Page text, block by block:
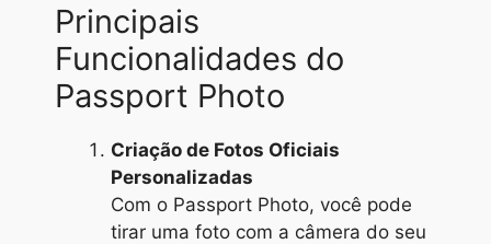
Principais
Funcionalidades do
Passport Photo
Criação de Fotos Oficiais
Personalizadas
Com o Passport Photo, você pode
tirar uma foto com a câmera do seu